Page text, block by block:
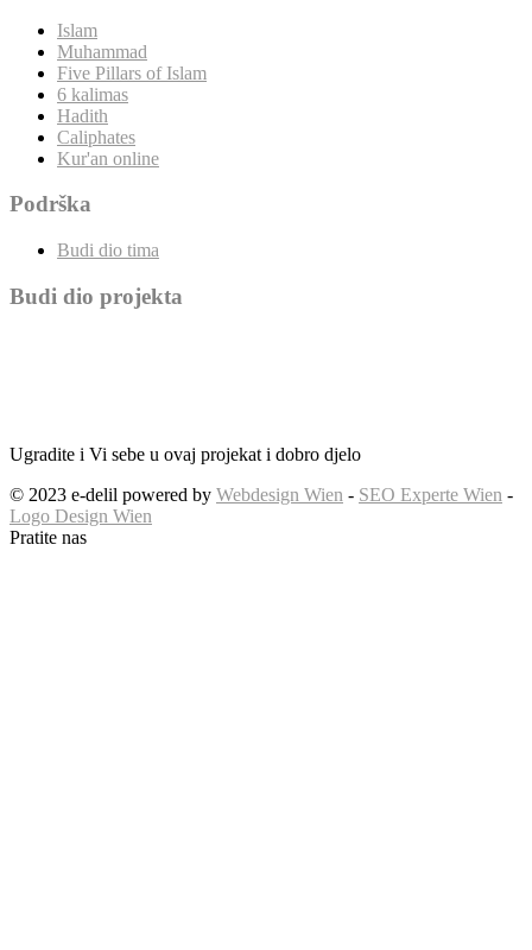
Islam
Muhammad
Five Pillars of Islam
6 kalimas
Hadith
Caliphates
Kur'an online
Podrška
Budi dio tima
Budi dio projekta
Ugradite i Vi sebe u ovaj projekat i dobro djelo
© 2023 e-delil powered by Webdesign Wien - SEO Experte Wien -
Logo Design Wien
Pratite nas